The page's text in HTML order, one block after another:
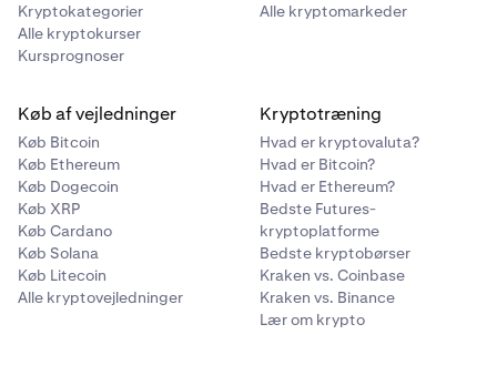
Kryptokategorier
Alle kryptokurser
Kursprognoser
Alle kryptomarkeder
Køb af vejledninger
Køb Bitcoin
Køb Ethereum
Køb Dogecoin
Køb XRP
Køb Cardano
Køb Solana
Køb Litecoin
Alle kryptovejledninger
Kryptotræning
Hvad er kryptovaluta?
Hvad er Bitcoin?
Hvad er Ethereum?
Bedste Futures-
kryptoplatforme
Bedste kryptobørser
Kraken vs. Coinbase
Kraken vs. Binance
Lær om krypto